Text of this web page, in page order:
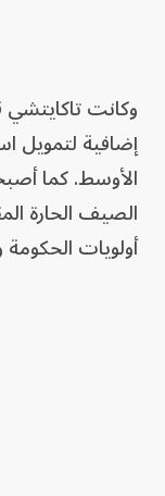
وكانت
إضافية لتمويل
الأوسط. كما
الصيف الحارة
أولويات الحكومة